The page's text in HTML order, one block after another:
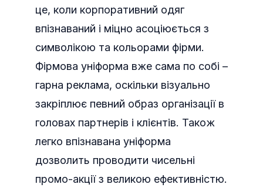
це, коли корпоративний одяг
впізнаваний і міцно асоціюється з
символікою та кольорами фірми.
Фірмова уніформа вже сама по собі –
гарна реклама, оскільки візуально
закріплює певний образ організації в
головах партнерів і клієнтів. Також
легко впізнавана уніформа
дозволить проводити чисельні
промо-акції з великою ефективністю.